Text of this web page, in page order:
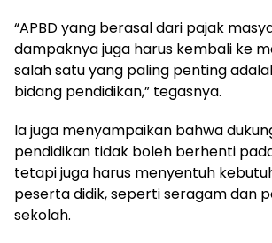
“APBD yang berasal dari pajak
dampaknya juga harus kembali ke
salah satu yang paling penting
bidang pendidikan,” tegasnya.
Ia juga menyampaikan bahwa
pendidikan tidak boleh berhenti
tetapi juga harus menyentuh
peserta didik, seperti seragam dan
sekolah.